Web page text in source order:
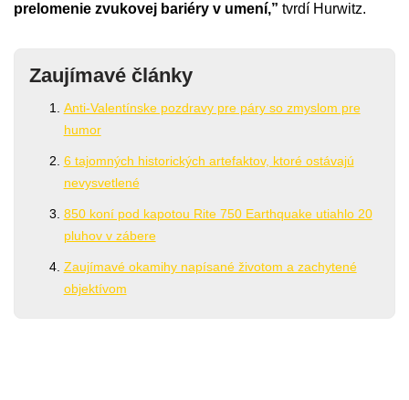
prelomenie zvukovej bariéry v umení,” tvrdí Hurwitz.
Zaujímavé články
Anti-Valentínske pozdravy pre páry so zmyslom pre
humor
6 tajomných historických artefaktov, ktoré ostávajú
nevysvetlené
850 koní pod kapotou Rite 750 Earthquake utiahlo 20
pluhov v zábere
Zaujímavé okamihy napísané životom a zachytené
objektívom